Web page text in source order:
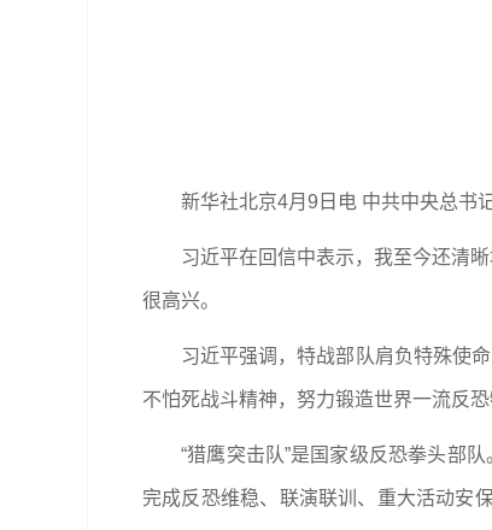
新华社北京4月9日电 中共中央总书
习近平在回信中表示，我至今还清
很高兴。
习近平强调，特战部队肩负特殊使
不怕死战斗精神，努力锻造世界一流反
“猎鹰突击队”是国家级反恐拳头部
完成反恐维稳、联演联训、重大活动安